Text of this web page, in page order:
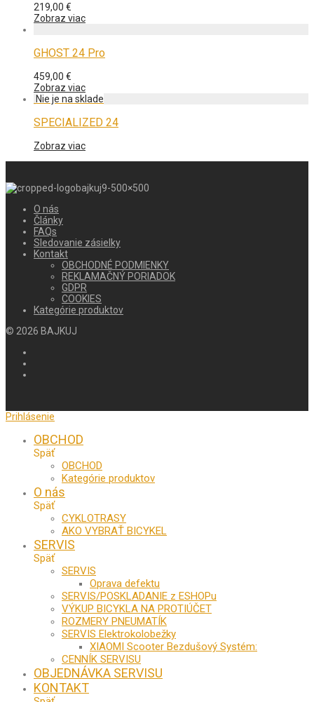
219,00 €
Zobraz viac
GHOST 24 Pro
459,00 €
Zobraz viac
SPECIALIZED 24
Zobraz viac
O nás
Články
FAQs
Sledovanie zásielky
Kontakt
OBCHODNÉ PODMIENKY
REKLAMAČNÝ PORIADOK
GDPR
COOKIES
Kategórie produktov
© 2026 BAJKUJ
Prihlásenie
OBCHOD
Späť
OBCHOD
Kategórie produktov
O nás
Späť
CYKLOTRASY
AKO VYBRAŤ BICYKEL
SERVIS
Späť
SERVIS
Oprava defektu
SERVIS/POSKLADANIE z ESHOPu
VÝKUP BICYKLA NA PROTIÚČET
ROZMERY PNEUMATÍK
SERVIS Elektrokolobežky
XIAOMI Scooter Bezdušový Systém:
CENNÍK SERVISU
OBJEDNÁVKA SERVISU
KONTAKT